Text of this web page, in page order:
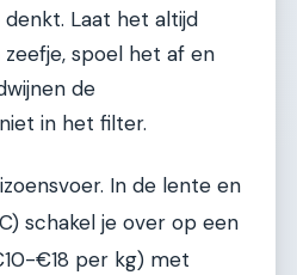
Laat het altijd
spoel het af en
de
in het filter.
In de lente en
schakel je over op een
€18 per kg) met